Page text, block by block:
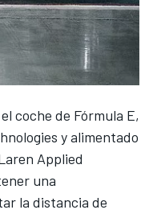
coche de Fórmula E,
y alimentado
Applied
una
la distancia de